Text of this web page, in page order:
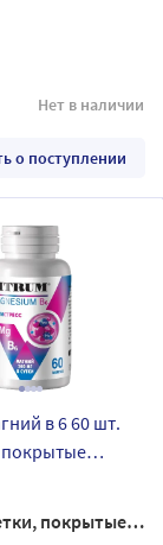
Нет в наличии
о поступлении
в 6 60 шт.
покрытые
1200 мг
покрытые оболочкой